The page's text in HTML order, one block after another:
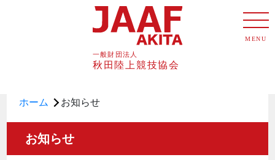
MENU
ホーム お知らせ
お知らせ